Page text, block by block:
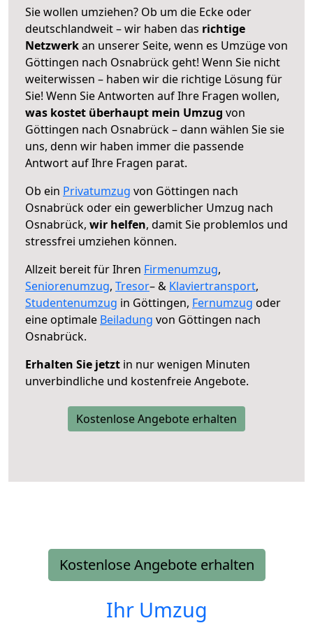
Sie wollen umziehen? Ob um die Ecke oder
deutschlandweit – wir haben das richtige
Netzwerkan unserer Seite, wenn es Umzüge von
Göttingen nach Osnabrück geht! Wenn Sie nicht
weiterwissen – haben wir die richtige Lösung für
Sie! Wenn Sie Antworten auf Ihre Fragen wollen,
was kostet überhaupt mein Umzug von
Göttingen nach Osnabrück – dann wählen Sie sie
uns, denn wir haben immer die passende
Antwort auf Ihre Fragen parat.
Ob ein Privatumzug von Göttingen nach
Osnabrück oder ein gewerblicher Umzug nach
Osnabrück, wir helfen, damit Sie problemlos und
stressfrei umziehen können.
Allzeit bereit für Ihren Firmenumzug,
Seniorenumzug, Tresor– & Klaviertransport,
Studentenumzug in Göttingen, Fernumzug oder
eine optimale Beiladung von Göttingen nach
Osnabrück.
Erhalten Sie jetzt in nur wenigen Minuten
unverbindliche und kostenfreie Angebote.
Kostenlose Angebote erhalten
Kostenlose Angebote erhalten
Ihr Umzug